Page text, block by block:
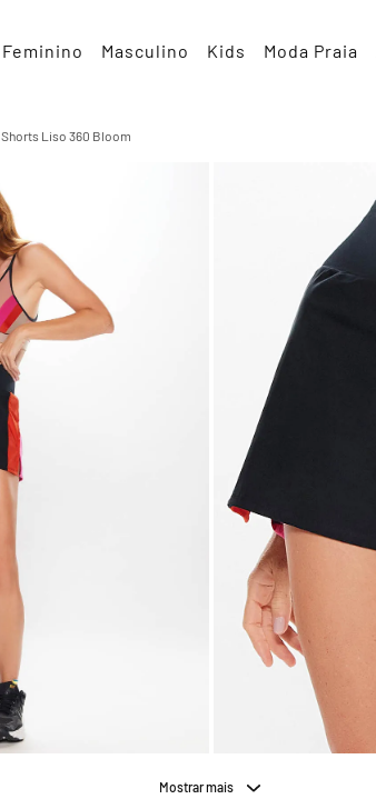
Feminino Masculino Kids Moda Praia
Shorts Liso 360 Bloom
Mostrar mais